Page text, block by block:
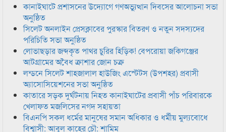
কানাইঘাটে প্রশাসনের উদ্যোগে গণঅভ্যুত্থান দিবসের আলোচনা সভা
অনুষ্ঠিত
সিলেট অনলাইন প্রেসক্লাবের পুরস্কার বিতরণ ও নতুন সদস্যদের
পরিচিতি সভা অনুষ্ঠিত
লোভাছড়ার জব্দকৃত পাথর চুরির হিড়িক! বেপরোয়া জকিগঞ্জের
আটগ্রামের অবৈধ ক্রাশার জোন চক্র
লন্ডনে সিলেট শাহজালাল হাউজিং এস্টেটস (উপশহর) প্রবাসী
অ্যাসোসিয়েশনের সভা অনুষ্ঠিত
কাতারে সড়ক দুর্ঘটনায় নিহত কানাইঘাটের প্রবাসী পাঁচ পরিবারকে
খেলাফত মজলিসের নগদ সহায়তা
বিএনপি সকল ধর্মের মানুষের সমান অধিকার ও ধর্মীয় মুল্যবোধে
বিশ্বাসী: আবুল কাহের চৌ: শামিম